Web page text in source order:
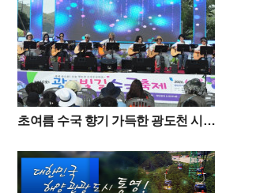
초여름 수국 향기 가득한 광도천 시민